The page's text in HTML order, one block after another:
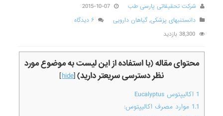
شرکت تحقیقاتی پارسی طب
2015-10-07
دانستنیهای پزشکی,گیاهان دارویی
۶ دیدگاه
38,300 بازدید
محتوای مقاله (با استفاده از این لیست به موضوع مورد
نظر دسترسی سریعتر دارید)[
hide
]
1 اکالیپتوس Eucalyptus
1.1 موارد مصرف اکالیپتوس: